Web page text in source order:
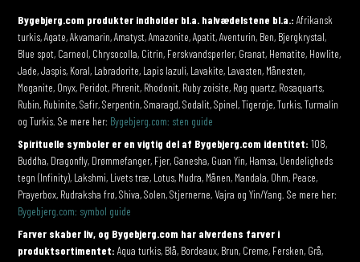
Bygebjerg.com produkter indholder bl.a. halvædelstene bl.a.: Afrikansk
turkis, Agate, Akvamarin, Amatyst, Amazonite, Apatit, Aventurin, Ben, Bjergkrystal,
Blue spot, Carneol, Chrysocolla, Citrin, Ferskvandsperler, Granat, Hematite, Howlite,
Jade, Jaspis, Koral, Labradorite, Lapis lazuli, Lavakite, Lavasten, Månesten,
Moganite, Onyx, Peridot, Phrenit, Rhodonit, Ruby zoisite, Røg quartz, Rosaquarts,
Rubin, Rubinite, Safir, Serpentin, Smaragd, Sodalit, Spinel, Tigerøje, Turkis, Turmalin
og Turkis. Se mere her: Bygebjerg.com: sten guide
Spirituelle symboler er en vigtig del af Bygebjerg.com identitet: 108,
Buddha, Dragonfly, Drømmefanger, Fjer, Ganesha, Guan Yin, Hamsa, Uendeligheds
tegn (Infinity), Lakshmi, Livets træ, Lotus, Mudra, Månen, Mandala, Ohm, Peace,
Prayerbox, Rudraksha frø, Shiva, Solen, Stjernerne, Vajra og Yin/Yang. Se mere her:
Bygebjerg.com: symbol guide
Farver skaber liv, og Bygebjerg.com har alverdens farver i
produktsortimentet: Aqua turkis, Blå, Bordeaux, Brun, Creme, Fersken, Grå,